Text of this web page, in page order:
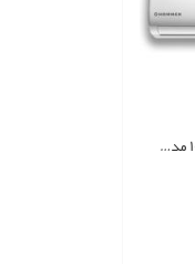
کولر گازی هومکس 10000 مدل HOMMEX H10CH-5015